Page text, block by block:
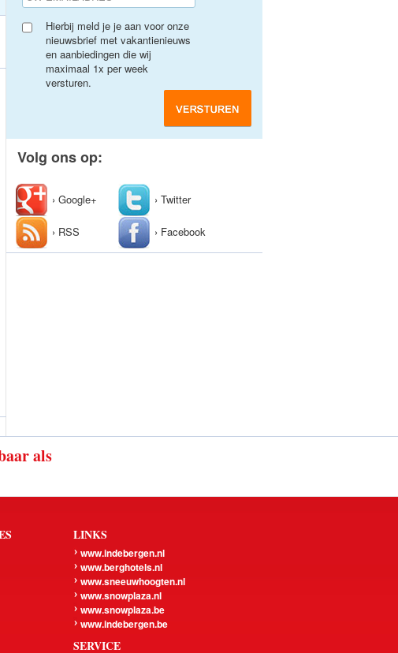
Hierbij meld je je aan voor onze
nieuwsbrief met vakantienieuws
en aanbiedingen die wij
maximaal 1x per week
versturen.
Volg ons op:
› Google+ › Twitter
› RSS › Facebook
als
LINKS
www.indebergen.nl
www.berghotels.nl
www.sneeuwhoogten.nl
www.snowplaza.nl
www.snowplaza.be
www.indebergen.be
SERVICE